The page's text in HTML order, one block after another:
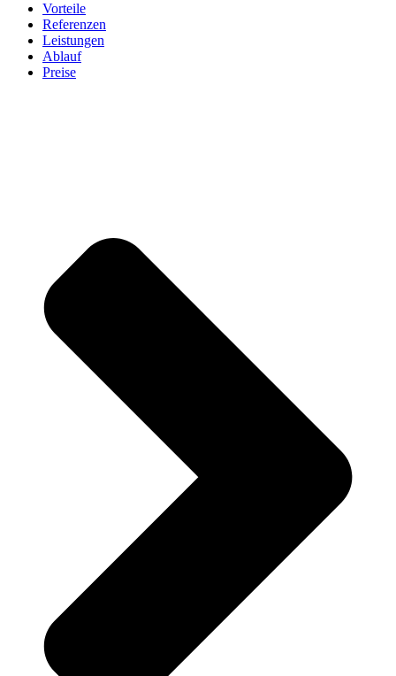
Vorteile
Referenzen
Leistungen
Ablauf
Preise